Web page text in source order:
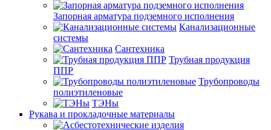
Запорная арматура подземного исполнения
Канализационные
системы
Сантехника
Трубная продукция
ППР
Трубопроводы
полиэтиленовые
ТЭНы
Рукава и прокладочные материалы